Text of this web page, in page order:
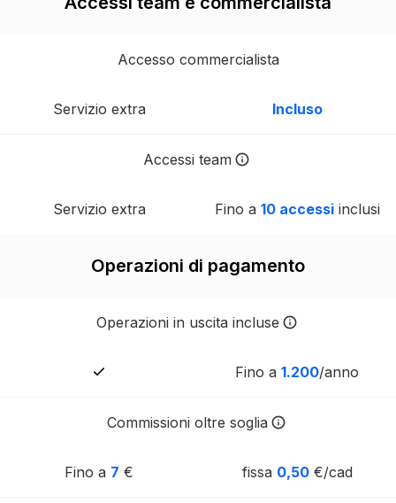
Accesso commercialista
Servizio extra Incluso
Accessi team
Con Tot puoi delegare
Servizio extra Fino a 10 accessiinclusi
Operazioni di pagamento
Operazioni in uscita incluse
Le banche tradizionali
Fino a 1.200/anno
Commissioni oltre soglia
Le commissioni delle
Fino a 7 € fissa 0,50€/cad